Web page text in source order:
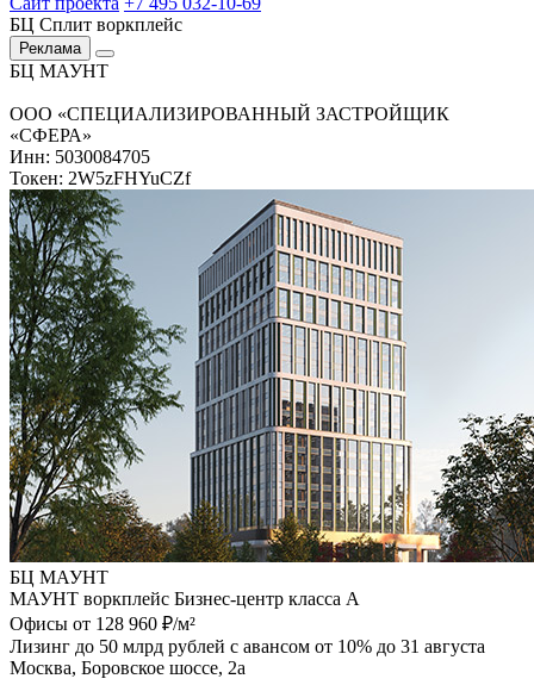
БЦ Сплит воркплейс
Реклама
БЦ МАУНТ
ООО «СПЕЦИАЛИЗИРОВАННЫЙ ЗАСТРОЙЩИК
«СФЕРА»
Инн: 5030084705
Токен: 2W5zFHYuCZf
БЦ МАУНТ
МАУНТ воркплейс Бизнес-центр класса А
Офисы от 128 960 ₽/м²
Лизинг до 50 млрд рублей с авансом от 10% до 31 августа
Москва, Боровское шоссе, 2а